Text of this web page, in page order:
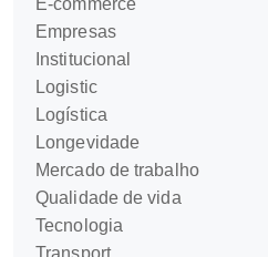
Empresas
Institucional
Logistic
Logística
Longevidade
Mercado de trabalho
Qualidade de vida
Tecnologia
Transport